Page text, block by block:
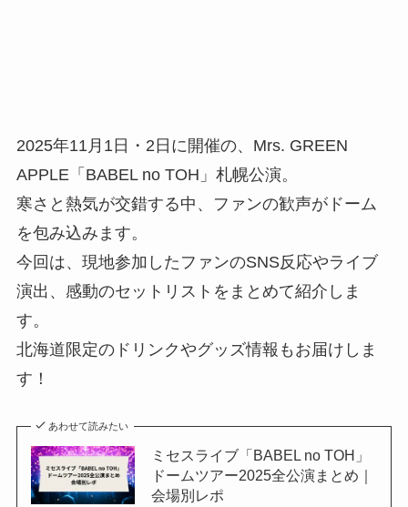
2025年11月1日・2日に開催の、Mrs. GREEN
APPLE「BABEL no TOH」札幌公演。
寒さと熱気が交錯する中、ファンの歓声がドーム
を包み込みます。
今回は、現地参加したファンのSNS反応やライブ
演出、感動のセットリストをまとめて紹介しま
す。
北海道限定のドリンクやグッズ情報もお届けしま
す！
あわせて読みたい
ミセスライブ「BABEL no TOH」
ドームツアー2025全公演まとめ｜
会場別レポ